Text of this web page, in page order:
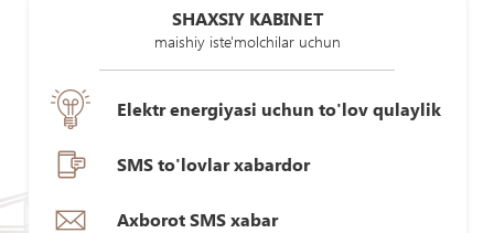
SHAXSIY KABINET
maishiy iste'molchilar uchun
Elektr energiyasi uchun to'lov qulaylik
SMS to'lovlar xabardor
Axborot SMS xabar